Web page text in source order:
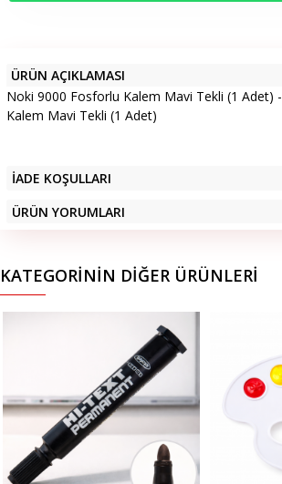
ÜRÜN AÇIKLAMASI
Noki 9000 Fosforlu Kalem Mavi Tekli (1 Adet)
Kalem Mavi Tekli (1 Adet)
İADE KOŞULLARI
ÜRÜN YORUMLARI
KATEGORININ DIĞER ÜRÜNLERI